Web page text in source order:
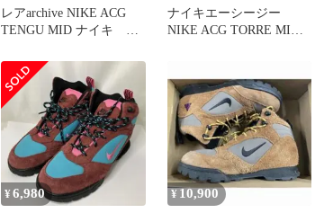
レアarchive NIKE ACG
TENGU MID ナイキ エ
ナイキエーシージー
NIKE ACG TORRE MID
¥6,980 ¥10,900